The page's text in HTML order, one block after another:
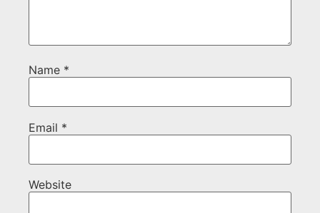
Name *
Email *
Website